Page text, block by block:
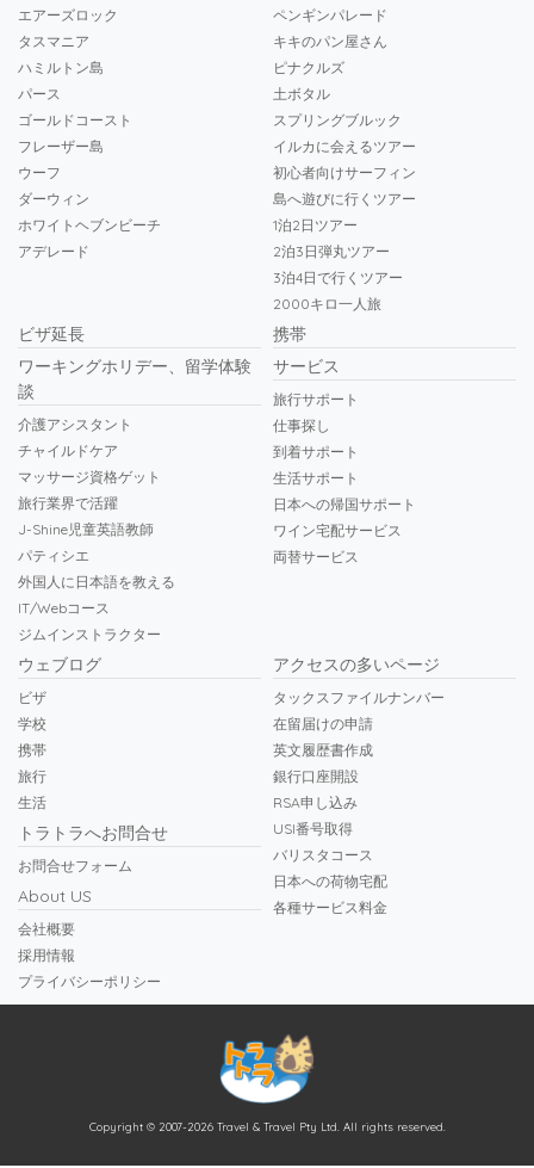
エアーズロック
タスマニア
ハミルトン島
パース
ゴールドコースト
フレーザー島
ウーフ
ダーウィン
ホワイトヘブンビーチ
アデレード
ペンギンパレード
キキのパン屋さん
ピナクルズ
土ボタル
スプリングブルック
イルカに会えるツアー
初心者向けサーフィン
島へ遊びに行くツアー
1泊2日ツアー
2泊3日弾丸ツアー
3泊4日で行くツアー
2000キロ一人旅
ビザ延長
ワーキングホリデー、留学体験
談
介護アシスタント
チャイルドケア
マッサージ資格ゲット
旅行業界で活躍
J-Shine児童英語教師
パティシエ
外国人に日本語を教える
IT/Webコース
ジムインストラクター
携帯
サービス
旅行サポート
仕事探し
到着サポート
生活サポート
日本への帰国サポート
ワイン宅配サービス
両替サービス
ウェブログ
ビザ
学校
携帯
旅行
生活
トラトラへお問合せ
お問合せフォーム
About US
会社概要
採用情報
プライバシーポリシー
アクセスの多いページ
タックスファイルナンバー
在留届けの申請
英文履歴書作成
銀行口座開設
RSA申し込み
USI番号取得
バリスタコース
日本への荷物宅配
各種サービス料金
Copyright © 2007-2026 Travel & Travel Pty Ltd. All rights reserved.